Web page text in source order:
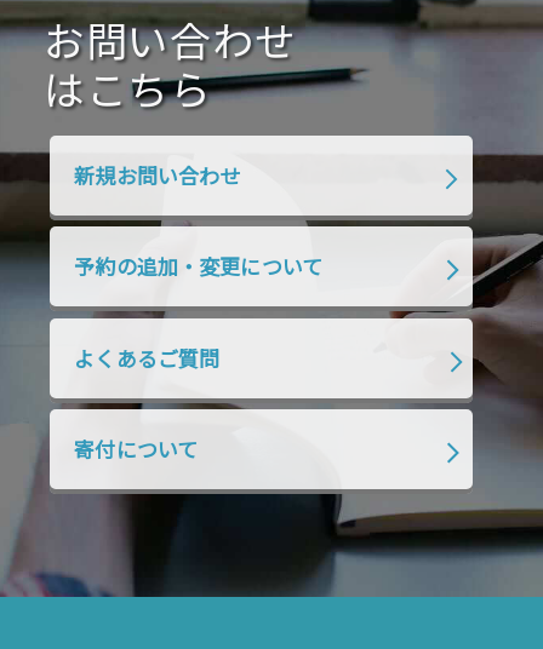
ョ
ン
お問い合わせ
はこちら
新規お問い合わせ
予約の追加・変更について
よくあるご質問
寄付について